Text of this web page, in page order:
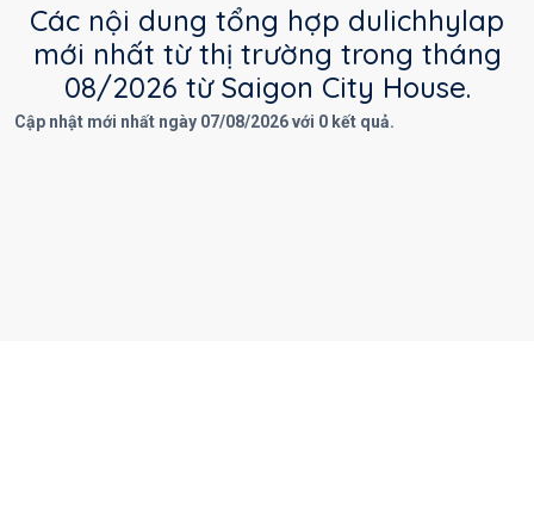
Các nội dung tổng hợp dulichhylap
mới nhất từ thị trường trong tháng
08/2026 từ Saigon City House.
Cập nhật mới nhất ngày 07/08/2026 với 0 kết quả.